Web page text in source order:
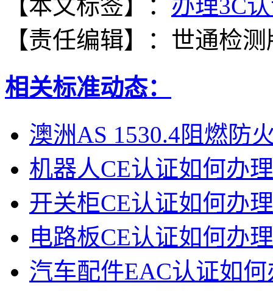
【本文标签】： 办理3C
【责任编辑】： 世通检测
相关标准动态：
澳洲AS 1530.4阻燃防
机器人CE认证如何办理
开关柜CE认证如何办理
电路板CE认证如何办理
汽车配件EAC认证如